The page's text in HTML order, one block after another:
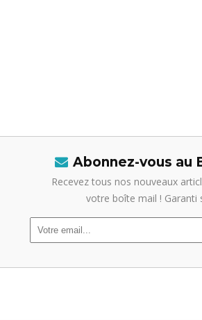
Abonnez-vous au
Recevez tous nos nouveaux
votre boîte mail ! Garanti